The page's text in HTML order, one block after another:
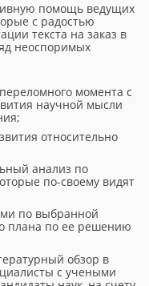
помощь ведущих
с радостью
текста на заказ в
неоспоримых
момента с
научной мысли
относительно
анализ по
по-своему видят
по выбранной
плана по ее решению
обзор в
с учеными